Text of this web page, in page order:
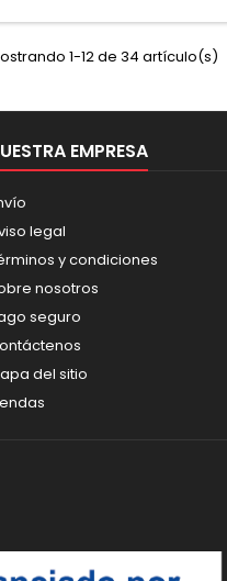
1-12 de 34 artículo(s)
EMPRESA
legal
y condiciones
nosotros
seguro
del sitio